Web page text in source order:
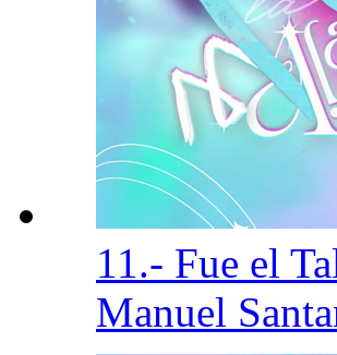
11.- Fue el
Manuel